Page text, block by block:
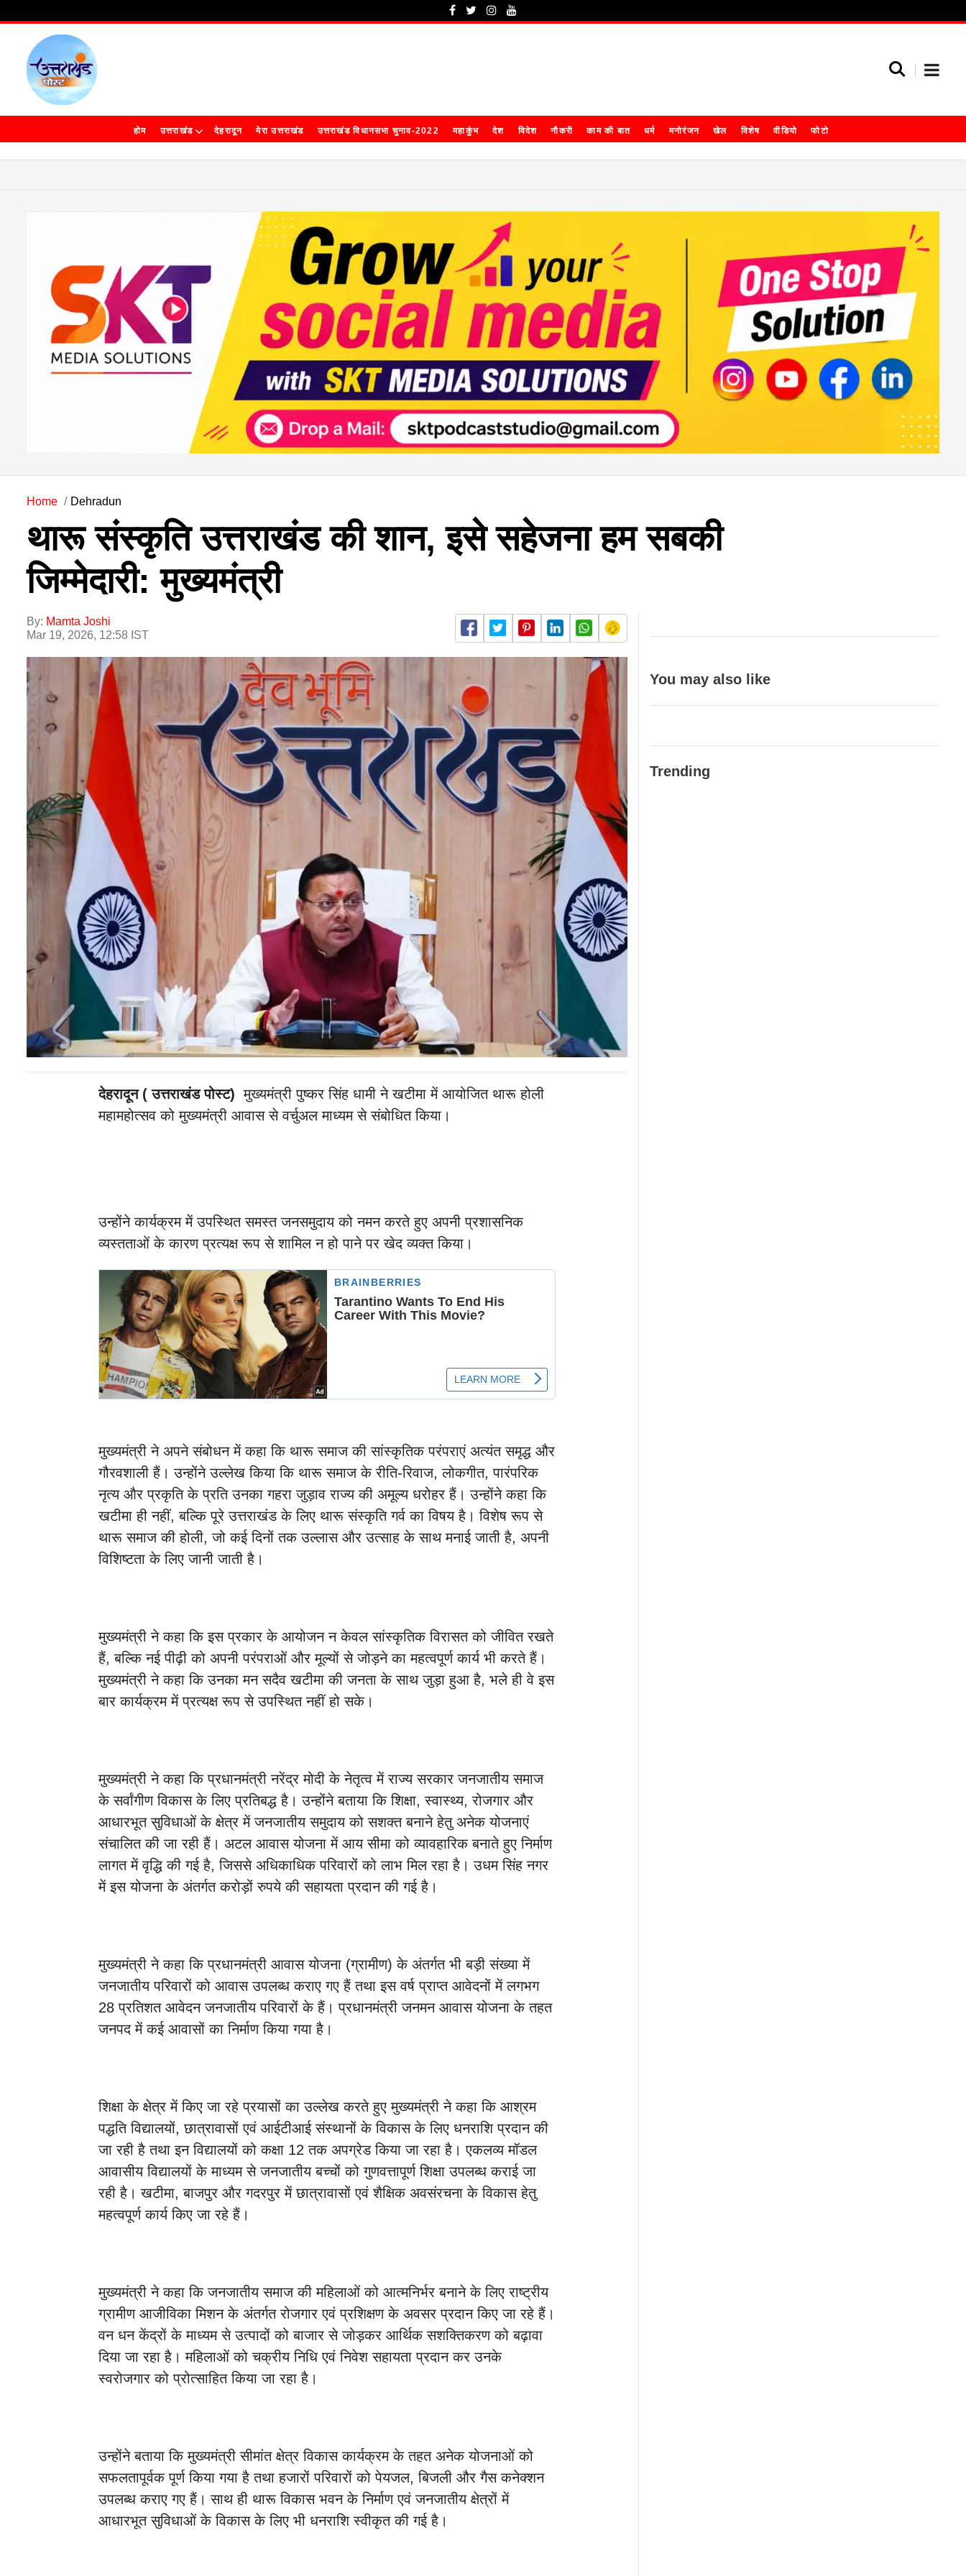
होम उत्तराखंड देहरादून मेरा उत्तराखंड उत्तराखंड विधानसभा चुनाव-2022 महाकुंभ देश विदेश नौकरी काम की बात धर्म मनोरंजन खेल विशेष वीडियो फोटो
Home Dehradun
थारू संस्कृति उत्तराखंड की शान, इसे सहेजना हम सबकी
जिम्मेदारी: मुख्यमंत्री
By: Mamta Joshi
Mar 19, 2026, 12:58 IST
देहरादून ( उत्तराखंड पोस्ट) मुख्यमंत्री पुष्कर सिंह धामी ने खटीमा में आयोजित थारू होली
महामहोत्सव को मुख्यमंत्री आवास से वर्चुअल माध्यम से संबोधित किया।
उन्होंने कार्यक्रम में उपस्थित समस्त जनसमुदाय को नमन करते हुए अपनी प्रशासनिक
व्यस्तताओं के कारण प्रत्यक्ष रूप से शामिल न हो पाने पर खेद व्यक्त किया।
मुख्यमंत्री ने अपने संबोधन में कहा कि थारू समाज की सांस्कृतिक परंपराएं अत्यंत समृद्ध और
गौरवशाली हैं। उन्होंने उल्लेख किया कि थारू समाज के रीति-रिवाज, लोकगीत, पारंपरिक
नृत्य और प्रकृति के प्रति उनका गहरा जुड़ाव राज्य की अमूल्य धरोहर हैं। उन्होंने कहा कि
खटीमा ही नहीं, बल्कि पूरे उत्तराखंड के लिए थारू संस्कृति गर्व का विषय है। विशेष रूप से
थारू समाज की होली, जो कई दिनों तक उल्लास और उत्साह के साथ मनाई जाती है, अपनी
विशिष्टता के लिए जानी जाती है।
मुख्यमंत्री ने कहा कि इस प्रकार के आयोजन न केवल सांस्कृतिक विरासत को जीवित रखते
हैं, बल्कि नई पीढ़ी को अपनी परंपराओं और मूल्यों से जोड़ने का महत्वपूर्ण कार्य भी करते हैं।
मुख्यमंत्री ने कहा कि उनका मन सदैव खटीमा की जनता के साथ जुड़ा हुआ है, भले ही वे इस
बार कार्यक्रम में प्रत्यक्ष रूप से उपस्थित नहीं हो सके।
मुख्यमंत्री ने कहा कि प्रधानमंत्री नरेंद्र मोदी के नेतृत्व में राज्य सरकार जनजातीय समाज
के सर्वांगीण विकास के लिए प्रतिबद्ध है। उन्होंने बताया कि शिक्षा, स्वास्थ्य, रोजगार और
आधारभूत सुविधाओं के क्षेत्र में जनजातीय समुदाय को सशक्त बनाने हेतु अनेक योजनाएं
संचालित की जा रही हैं। अटल आवास योजना में आय सीमा को व्यावहारिक बनाते हुए निर्माण
लागत में वृद्धि की गई है, जिससे अधिकाधिक परिवारों को लाभ मिल रहा है। उधम सिंह नगर
में इस योजना के अंतर्गत करोड़ों रुपये की सहायता प्रदान की गई है।
मुख्यमंत्री ने कहा कि प्रधानमंत्री आवास योजना (ग्रामीण) के अंतर्गत भी बड़ी संख्या में
जनजातीय परिवारों को आवास उपलब्ध कराए गए हैं तथा इस वर्ष प्राप्त आवेदनों में लगभग
28 प्रतिशत आवेदन जनजातीय परिवारों के हैं। प्रधानमंत्री जनमन आवास योजना के तहत
जनपद में कई आवासों का निर्माण किया गया है।
शिक्षा के क्षेत्र में किए जा रहे प्रयासों का उल्लेख करते हुए मुख्यमंत्री ने कहा कि आश्रम
पद्धति विद्यालयों, छात्रावासों एवं आईटीआई संस्थानों के विकास के लिए धनराशि प्रदान की
जा रही है तथा इन विद्यालयों को कक्षा 12 तक अपग्रेड किया जा रहा है। एकलव्य मॉडल
आवासीय विद्यालयों के माध्यम से जनजातीय बच्चों को गुणवत्तापूर्ण शिक्षा उपलब्ध कराई जा
रही है। खटीमा, बाजपुर और गदरपुर में छात्रावासों एवं शैक्षिक अवसंरचना के विकास हेतु
महत्वपूर्ण कार्य किए जा रहे हैं।
मुख्यमंत्री ने कहा कि जनजातीय समाज की महिलाओं को आत्मनिर्भर बनाने के लिए राष्ट्रीय
ग्रामीण आजीविका मिशन के अंतर्गत रोजगार एवं प्रशिक्षण के अवसर प्रदान किए जा रहे हैं।
वन धन केंद्रों के माध्यम से उत्पादों को बाजार से जोड़कर आर्थिक सशक्तिकरण को बढ़ावा
दिया जा रहा है। महिलाओं को चक्रीय निधि एवं निवेश सहायता प्रदान कर उनके
स्वरोजगार को प्रोत्साहित किया जा रहा है।
उन्होंने बताया कि मुख्यमंत्री सीमांत क्षेत्र विकास कार्यक्रम के तहत अनेक योजनाओं को
सफलतापूर्वक पूर्ण किया गया है तथा हजारों परिवारों को पेयजल, बिजली और गैस कनेक्शन
उपलब्ध कराए गए हैं। साथ ही थारू विकास भवन के निर्माण एवं जनजातीय क्षेत्रों में
आधारभूत सुविधाओं के विकास के लिए भी धनराशि स्वीकृत की गई है।
You may also like
Trending